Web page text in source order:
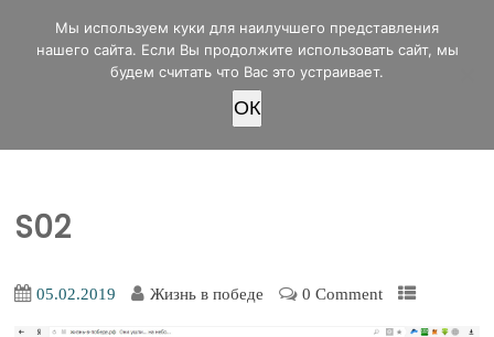
office@lifeinvictory.ru
+7 950 189 4420
Россия, г.Оренбург, ул.Мира 32/2
S02
05.02.2019 Жизнь в победе 0 Comment
Мы используем куки для наилучшего представления
нашего сайта. Если Вы продолжите использовать сайт, мы
будем считать что Вас это устраивает.
OК